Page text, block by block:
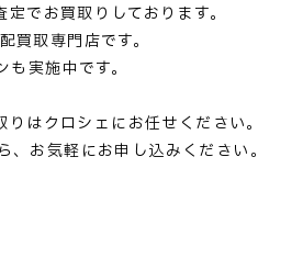
でお買取りしております。
買取専門店です。
実施中です。
はクロシェにお任せください。
お気軽にお申し込みください。